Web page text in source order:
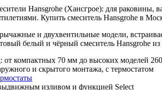
Hansgrohe (Хансгрое): для
Купить смеситель Hansgrohe в
и двухвентильные модели,
белый и чёрный смеситель Hansgrohe из
: от компактных 70 мм до высоких моделей
и скрытого монтажа, с термостатом
изливом и функцией Select